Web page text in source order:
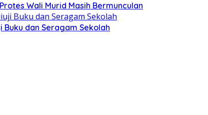
Wali Murid Masih Bermunculan
Buku dan Seragam Sekolah